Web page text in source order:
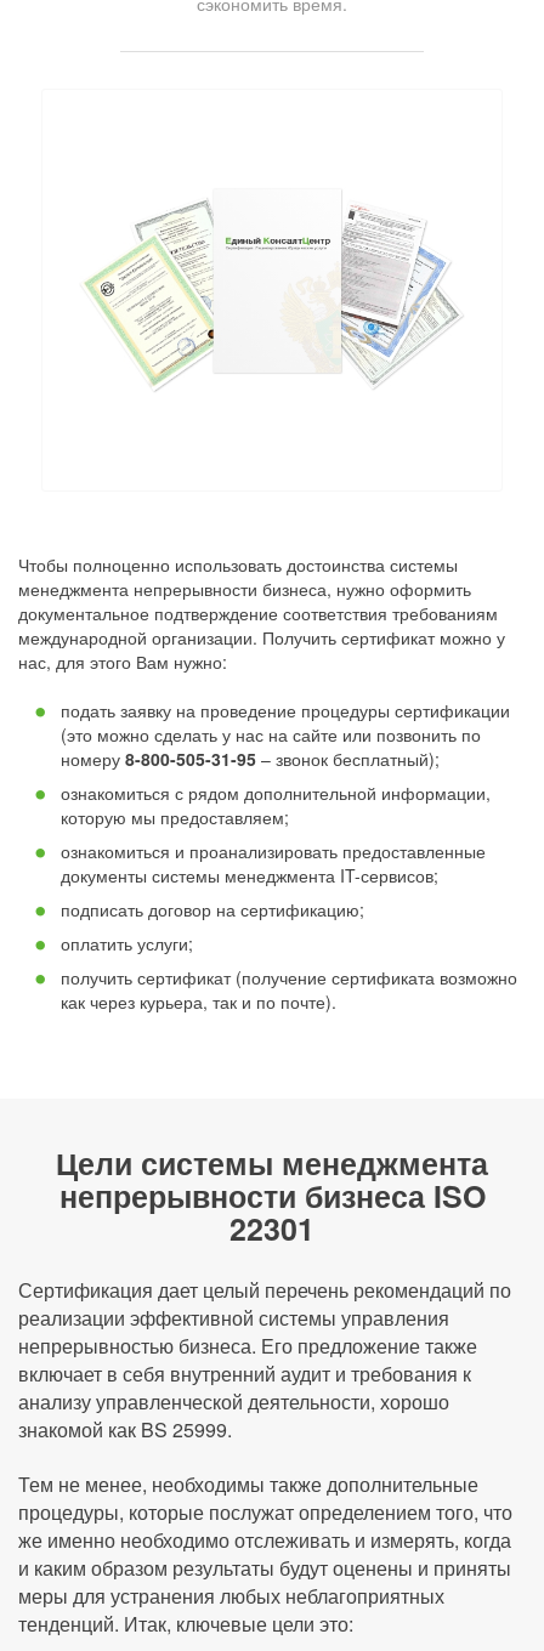
Чтобы полноценно использовать достоинства системы
менеджмента непрерывности бизнеса, нужно оформить
документальное подтверждение соответствия требованиям
международной организации. Получить сертификат можно у
нас, для этого Вам нужно:
подать заявку на проведение процедуры сертификации
(это можно сделать у нас на сайте или позвонить по
номеру 8-800-505-31-95 – звонок бесплатный);
ознакомиться с рядом дополнительной информации,
которую мы предоставляем;
ознакомиться и проанализировать предоставленные
документы системы менеджмента IT-сервисов;
подписать договор на сертификацию;
оплатить услуги;
получить сертификат (получение сертификата возможно
как через курьера, так и по почте).
Цели системы менеджмента
непрерывности бизнеса ISO
22301
Сертификация дает целый перечень рекомендаций по
реализации эффективной системы управления
непрерывностью бизнеса. Его предложение также
включает в себя внутренний аудит и требования к
анализу управленческой деятельности, хорошо
знакомой как BS 25999.
Тем не менее, необходимы также дополнительные
процедуры, которые послужат определением того, что
же именно необходимо отслеживать и измерять, когда
и каким образом результаты будут оценены и приняты
меры для устранения любых неблагоприятных
тенденций. Итак, ключевые цели это: